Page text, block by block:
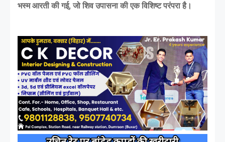
भस्म आरती की गई, जो शिव उपासना की एक विशिष्ट परंपरा है।